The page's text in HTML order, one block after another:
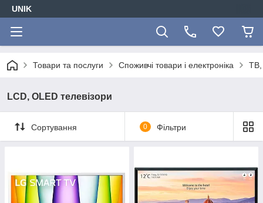
UNIK
Товари та послуги Споживчі товари і електроніка ТВ,
LCD, OLED телевізори
Сортування 0 Фільтри